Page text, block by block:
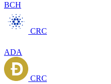
BCH
CRC
ADA
CRC